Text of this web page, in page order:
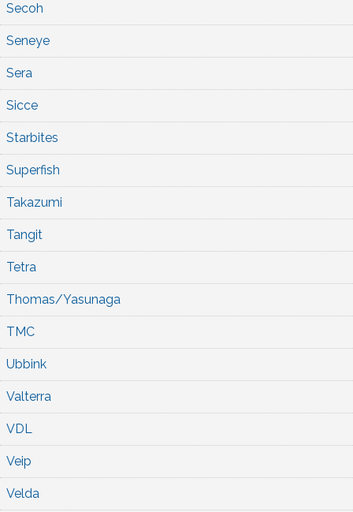
Secoh
Seneye
Sera
Sicce
Starbites
Superfish
Takazumi
Tangit
Tetra
Thomas/Yasunaga
TMC
Ubbink
Valterra
VDL
Veip
Velda